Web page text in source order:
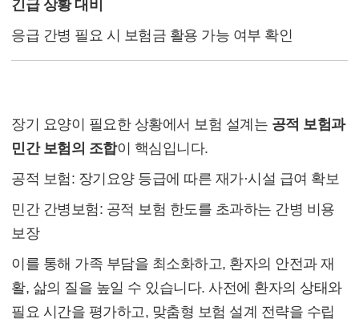
긴급 상황 대비
응급 간병 필요 시 보험금 활용 가능 여부 확인
장기 요양이 필요한 상황에서 보험 설계는 공적 보험과
민간 보험의 조합이 핵심입니다.
공적 보험: 장기요양 등급에 따른 재가·시설 급여 확보
민간 간병보험: 공적 보험 한도를 초과하는 간병 비용
보장
이를 통해 가족 부담을 최소화하고, 환자의 안전과 재
활, 삶의 질을 높일 수 있습니다. 사전에 환자의 상태와
필요 시간을 평가하고, 맞춤형 보험 설계 전략을 수립